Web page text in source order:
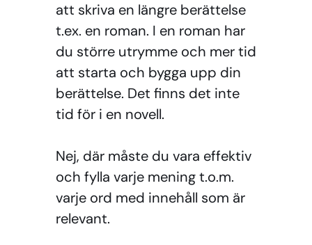
att skriva en längre berättelse
t.ex. en roman. I en roman har
du större utrymme och mer tid
att starta och bygga upp din
berättelse. Det finns det inte
tid för i en novell.
Nej, där måste du vara effektiv
och fylla varje mening t.o.m.
varje ord med innehåll som är
relevant.